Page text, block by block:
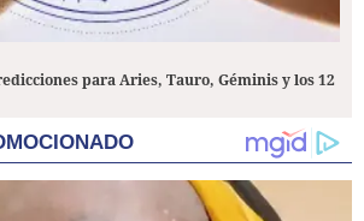
para Aries, Tauro, Géminis y los 12